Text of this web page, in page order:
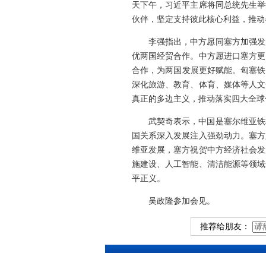
天下午，习近平主席将同总统先生
伙伴，坚定支持彼此核心利益，推
李强指出，中方愿同塞方加强
优两国经贸合作。中方愿进口塞方
合作，为两国发展更好赋能。匈塞
深化旅游、教育、体育、媒体等人
真正的多边主义，推动落实四大全
武契奇表示，中国是塞尔维亚
国关系深入发展注入强劲动力。塞
维亚发展，塞方祝贺中方经济社会
施建设、人工智能、清洁能源等领
平正义。
吴政隆参加会见。
推荐给朋友：